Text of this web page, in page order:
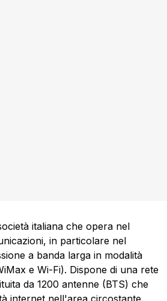
italiana che opera nel
in particolare nel
a banda larga in modalità
e Wi-Fi). Dispone di una rete
da 1200 antenne (BTS) che